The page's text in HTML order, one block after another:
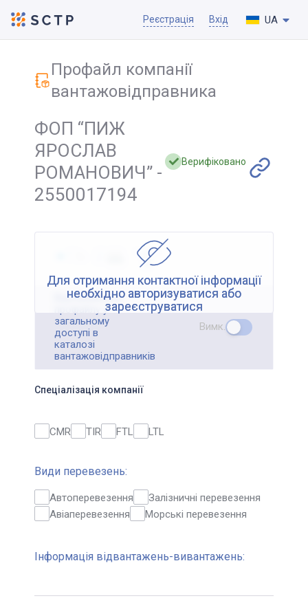
Реєстрація Вхід UA
Профайл компанії
вантажовідправника
ФОП “ПИЖ
ЯРОСЛАВ
РОМАНОВИЧ” -
2550017194
Верифіковано
Для отримання контактної інформації
необхідно авторизуватися або
зареєструватися
Відображення
профайлу у
загальному
доступі в
каталозі
вантажовідправників
Вимк.
Спеціалізація компанії
CMR TIR FTL LTL
Види перевезень:
Автоперевезення
Залізничні перевезення
Авіаперевезення
Морські перевезення
Інформація відвантажень-вивантажень: